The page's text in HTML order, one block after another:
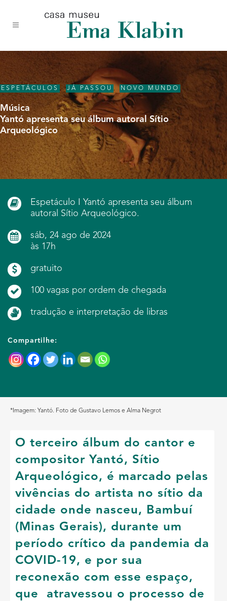
conteúdo
navegação
site
ESPETÁCULOS ,JÁ PASSOU , NOVO MUNDO
Música
Yantó apresenta seu álbum autoral Sítio
Arqueológico
Espetáculo I Yantó apresenta seu álbum
autoral Sítio Arqueológico.
sáb, 24 ago de 2024
às 17h
gratuito
100 vagas por ordem de chegada
tradução e interpretação de libras
Compartilhe:
*Imagem: Yantó. Foto de Gustavo Lemos e Alma Negrot
O terceiro álbum do cantor e
compositor Yantó, Sítio
Arqueológico, é marcado pelas
vivências do artista no sítio da
cidade onde nasceu, Bambuí
(Minas Gerais), durante um
período crítico da pandemia da
COVID-19, e por sua
reconexão com esse espaço,
que atravessou o processo de